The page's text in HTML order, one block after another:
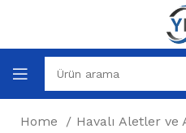
Home
Havalı Aletler ve